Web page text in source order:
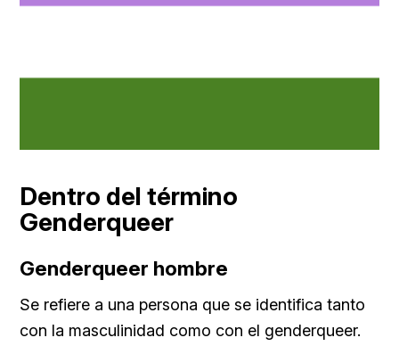
Dentro del término
Genderqueer
Genderqueer hombre
Se refiere a una persona que se identifica tanto
con la masculinidad como con el genderqueer.